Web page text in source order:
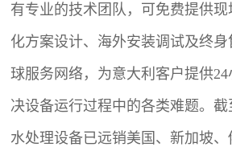
有专业的技术团队，可免费提供现
化方案设计、海外安装调试及终
球服务网络，为意大利客户提供
决设备运行过程中的各类难题。
水处理设备已远销美国、新加坡、